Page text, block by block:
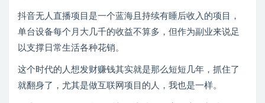
抖音无人直播项目是一个蓝海且持续有睡后收入的项目，
单台设备每个月大几千的收益不算多，但作为副业来说足
以支撑日常生活各种花销。
这个时代的人想发财赚钱其实就是那么短短几年，抓住了
就翻身了，尤其是做互联网项目的人，我也是一样。